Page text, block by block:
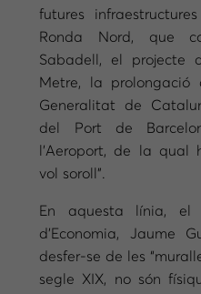
futures
Ronda Nord, que
Sabadell, el
Metre, la prolongació
Generalitat de
del Port de
l’Aeroport, de la qual
vol soroll”.
En aquesta línia, el
d’Economia, Jaume
desfer-se de les
segle XIX, no són